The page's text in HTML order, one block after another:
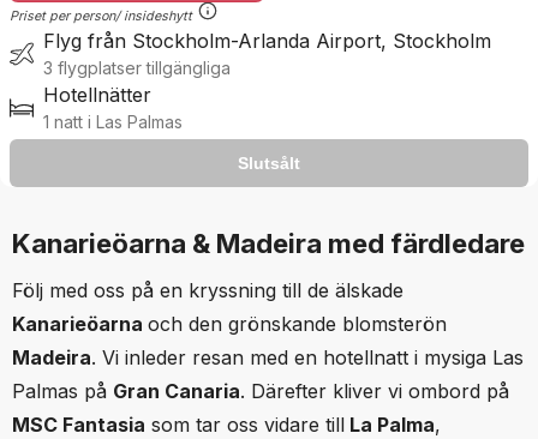
Priset per person/ insideshytt
Flyg från Stockholm-Arlanda Airport, Stockholm
3 flygplatser tillgängliga
Hotellnätter
1 natt i Las Palmas
Slutsålt
The product is no longer available
Kanarieöarna & Madeira med färdledare
Följ med oss på en kryssning till de älskade
Kanarieöarna och den grönskande blomsterön
Madeira. Vi inleder resan med en hotellnatt i mysiga Las
Palmas på Gran Canaria. Därefter kliver vi ombord på
MSC Fantasia som tar oss vidare till La Palma,